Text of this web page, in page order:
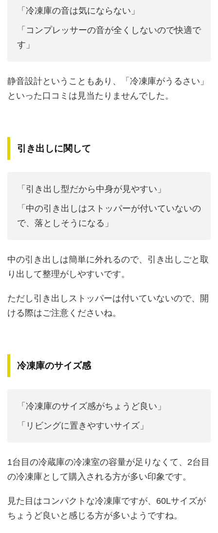
「冷凍庫の音は気にならない」
「コンプレッサーの音が全くしないので快適で
す」
静音設計ということもあり、「冷凍庫がうるさい」
といった口コミは見当たりませんでした。
引き出しに関して
「引き出し型だから中身が見やすい」
「中の引き出しはストッパーが付いていないの
で、落としそうになる」
中の引き出しは簡単に外れるので、引き出しごと取
り出して整理がしやすいです。
ただし引き出しストッパーは付いていないので、開
ける際はご注意くださいね。
冷凍庫のサイズ感
「冷凍庫のサイズ感がちょうど良い」
「リビングに置きやすいサイズ」
1台目の冷蔵庫の冷凍室の容量が足りなくて、2台目
の冷凍庫として購入される方が多い印象です。
見た目はコンパクトな冷凍庫ですが、60Lサイズが
ちょうど良いと感じる方が多いようですね。